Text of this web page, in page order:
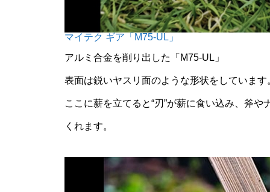
マイテク ギア「M75-UL」
アルミ合金を削り出した「M75-UL」
表面は鋭いヤスリ面のような形状をしています
ここに薪を立てると“刃”が薪に食い込み、斧
くれます。